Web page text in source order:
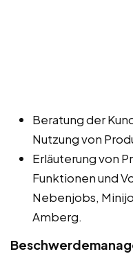
Beratung der
Nutzung von
Erläuterung von
Funktionen und
Nebenjobs,
Amberg.